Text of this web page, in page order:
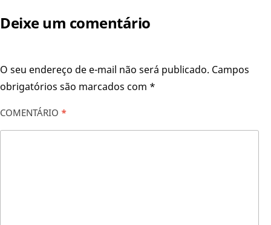
Deixe um comentário
O seu endereço de e-mail não será publicado. Campos
obrigatórios são marcados com *
COMENTÁRIO *